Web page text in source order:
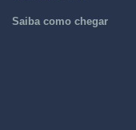
Saiba como chegar